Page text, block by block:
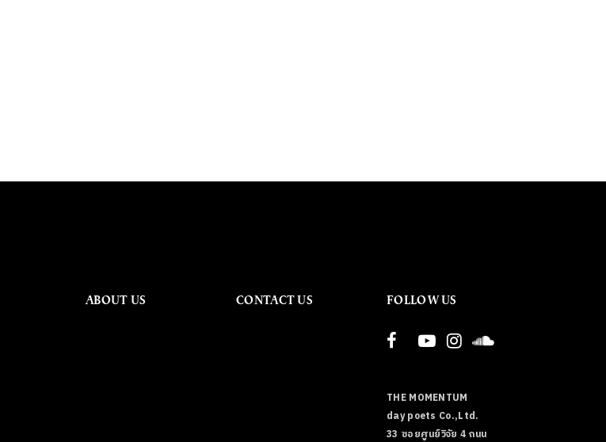
ABOUT US CONTACT US FOLLOW US
THE MOMENTUM
day poets Co.,Ltd.
33 ซอยศูนย์วิจัย 4 ถนน